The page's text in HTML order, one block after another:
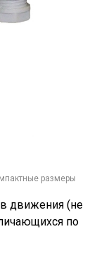
размеры
движения (не
по